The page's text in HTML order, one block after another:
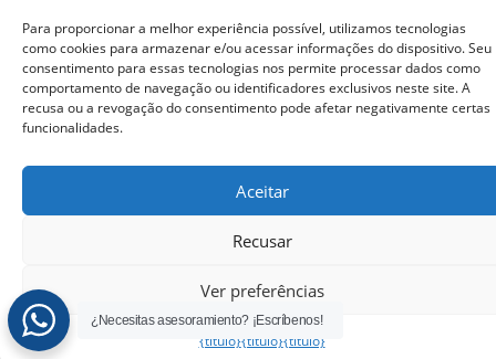
Para proporcionar a melhor experiência possível, utilizamos tecnologias
como cookies para armazenar e/ou acessar informações do dispositivo. Seu
consentimento para essas tecnologias nos permite processar dados como
comportamento de navegação ou identificadores exclusivos neste site. A
recusa ou a revogação do consentimento pode afetar negativamente certas
funcionalidades.
Aceitar
Recusar
Ver preferências
{título}{título}{título}
¿Necesitas asesoramiento? ¡Escríbenos!